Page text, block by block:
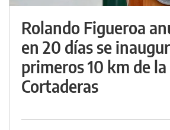
Rolando Figueroa
en 20 días se
primeros 10 km de
Cortaderas